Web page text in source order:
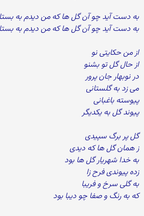
به دست آید چو آن گل ها که من دیدم به
به دست آید چو آن گل ها که من دیدم به
از من حکایتی نو
از حال گل تو بشنو
در نوبهار جان پرور
می زد به گلستانی
پیوسته باغبانی
پیوند گل به یکدیگر
گل پر برگ سپیدی
ز همان گل ها که دیدی
به خدا شهریار گل ها بود
زده پیوندی فرح زا
به گلی سرخ و فریبا
که به رنگ و صفا چو دیبا بود